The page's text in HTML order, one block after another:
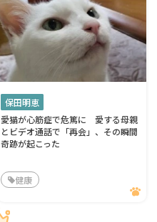
保田明恵
愛猫が心筋症で危篤に 愛する母親
とビデオ通話で「再会」、その瞬間
奇跡が起こった
健康